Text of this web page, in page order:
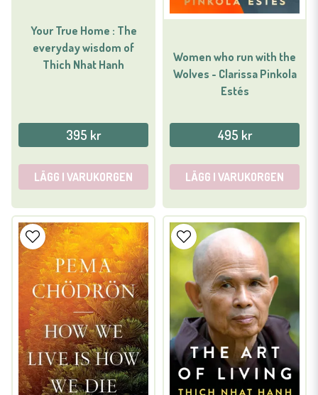
Your True Home : The
everyday wisdom of
Thich Nhat Hanh
395 kr
LÄGG I VARUKORGEN
Women who run with the
Wolves - Clarissa Pinkola
Estés
495 kr
LÄGG I VARUKORGEN